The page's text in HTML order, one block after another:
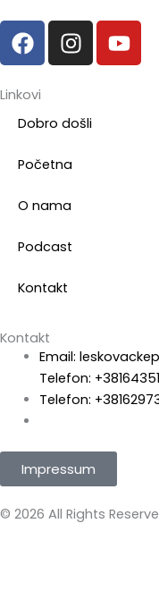
F
a
c
e
b
o
I
n
s
a
r
m
Y
o
u
Linkovi
Dobro došli
Početna
O nama
Podcast
Kontakt
Kontakt
Email:
Telefon:
Telefon:
Impressum
© 2026 All Rights